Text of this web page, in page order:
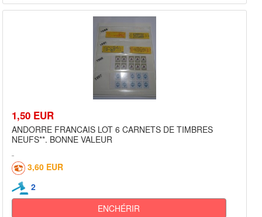
1,50 EUR
ANDORRE FRANCAIS LOT 6 CARNETS DE TIMBRES
NEUFS**. BONNE VALEUR
3,60 EUR
2
ENCHÉRIR